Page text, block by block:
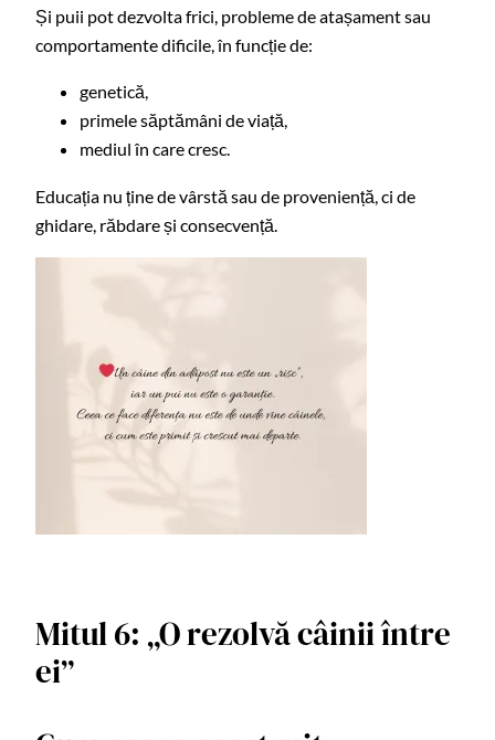
Și puii pot dezvolta frici, probleme de atașament sau
comportamente dificile, în funcție de:
genetică,
primele săptămâni de viață,
mediul în care cresc.
Educația nu ține de vârstă sau de proveniență, ci de
ghidare, răbdare și consecvență.
Mitul 6: „O rezolvă câinii între
ei”